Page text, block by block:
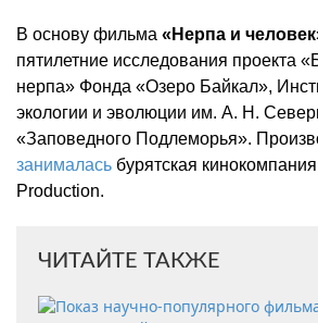
В основу фильма «Нерпа и
пятилетние исследования проекта
нерпа» Фонда «Озеро Байкал»,
экологии и эволюции им. А. Н.
«Заповедного Подлеморья».
занималась бурятская
Production.
ЧИТАЙТЕ ТАКЖЕ